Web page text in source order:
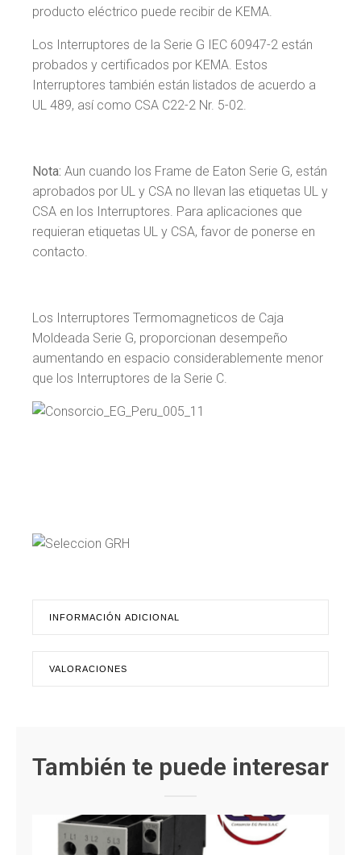
producto eléctrico puede recibir de KEMA.
Los Interruptores de la Serie G IEC 60947-2 están
probados y certificados por KEMA. Estos
Interruptores también están listados de acuerdo a
UL 489, así como CSA C22-2 Nr. 5-02.
Nota: Aun cuando los Frame de Eaton Serie G, están
aprobados por UL y CSA no llevan las etiquetas UL y
CSA en los Interruptores. Para aplicaciones que
requieran etiquetas UL y CSA, favor de ponerse en
contacto.
Los Interruptores Termomagneticos de Caja
Moldeada Serie G, proporcionan desempeño
aumentando en espacio considerablemente menor
que los Interruptores de la Serie C.
INFORMACIÓN ADICIONAL
VALORACIONES
También te puede interesar